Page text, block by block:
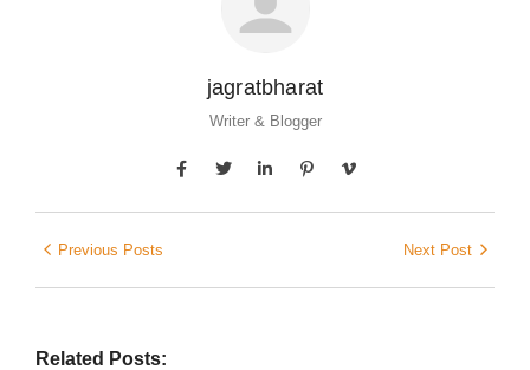
jagratbharat
Writer & Blogger
Previous Posts Next Post
Related Posts: